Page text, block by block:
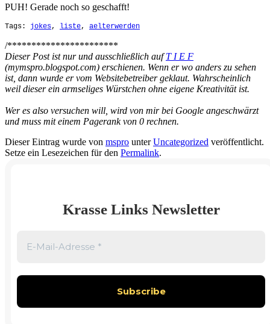
PUH! Gerade noch so geschafft!
Tags: jokes, liste, aelterwerden
/***********************
Dieser Post ist nur und ausschließlich aufT I E F
(mymspro.blogspot.com) erschienen. Wenn er wo anders zu sehen
ist, dann wurde er vom Websitebetreiber geklaut. Wahrscheinlich
weil dieser ein armseliges Würstchen ohne eigene Kreativität ist.
Wer es also versuchen will, wird von mir bei Google angeschwärzt
und muss mit einem Pagerank von 0 rechnen.
Dieser Eintrag wurde von mspro unterUncategorized veröffentlicht.
Setze ein Lesezeichen für den Permalink.
Krasse Links Newsletter